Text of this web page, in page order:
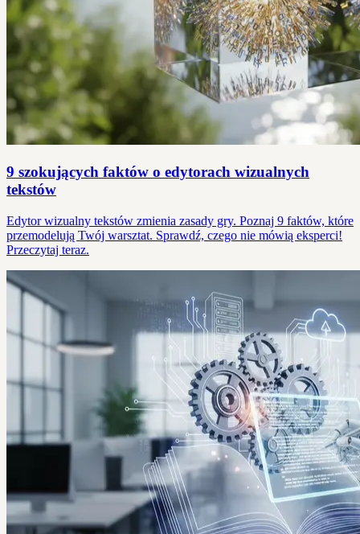
9 szokujących faktów o edytorach wizualnych
tekstów
Edytor wizualny tekstów zmienia zasady gry. Poznaj 9 faktów, które
przemodelują Twój warsztat. Sprawdź, czego nie mówią eksperci!
Przeczytaj teraz.